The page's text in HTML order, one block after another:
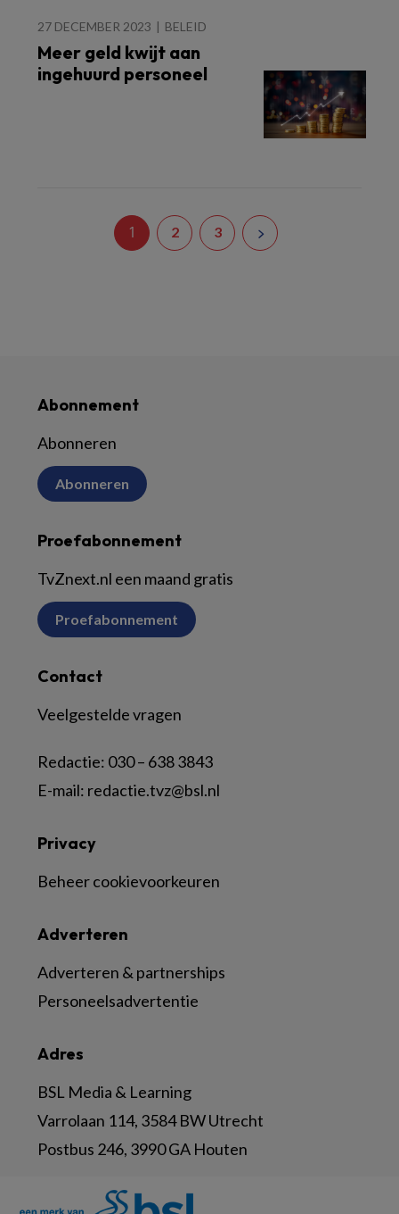
27 DECEMBER 2023 BELEID
Meer geld kwijt aan
ingehuurd personeel
1 2 3
Abonnement
Abonneren
Abonneren
Proefabonnement
TvZnext.nl een maand gratis
Proefabonnement
Contact
Veelgestelde vragen
Redactie: 030 – 638 3843
E-mail: redactie.tvz@bsl.nl
Adres
BSL Media & Learning
Varrolaan 114, 3584 BW Utrecht
Postbus 246, 3990 GA Houten
Adverteren
Adverteren & partnerships
Personeelsadvertentie
Privacy
Beheer cookievoorkeuren